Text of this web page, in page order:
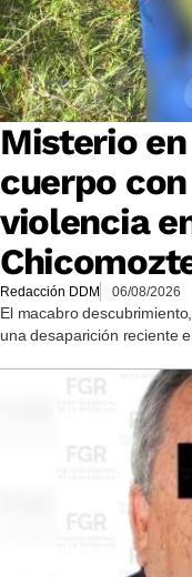
Misterio
cuerpo
violencia
Redacción DDM 06/08/2026
El macabro
una desaparición reciente